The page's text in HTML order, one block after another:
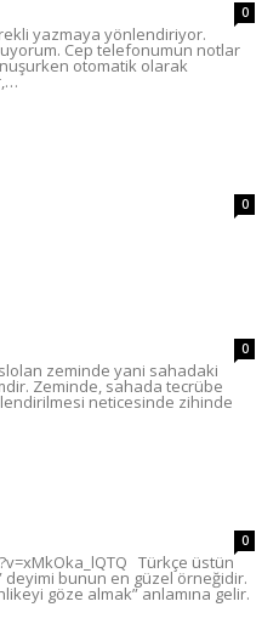
0
yazmaya yönlendiriyor.
Cep telefonumun notlar
otomatik olarak
0
0
zeminde yani sahadaki
Zeminde, sahada tecrübe
neticesinde zihinde
0
Türkçe üstün
deyimi bunun en güzel örneğidir.
göze almak” anlamına gelir.